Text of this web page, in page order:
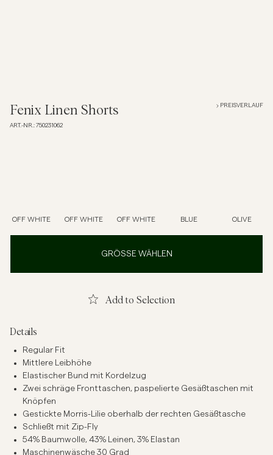
Hemden
T-Shirts
Unterwäsche
Fenix Linen Shorts
ART.-NR.: 750231062
PREISVERLAUF
OFF WHITE OFF WHITE OFF WHITE BLUE OLIVE
GRÖSSE WÄHLEN
Add to Selection
Details
Regular Fit
Mittlere Leibhöhe
Elastischer Bund mit Kordelzug
Zwei schräge Fronttaschen, paspelierte Gesäßtaschen mit
Knöpfen
Gestickte Morris-Lilie oberhalb der rechten Gesäßtasche
Schließt mit Zip-Fly
54% Baumwolle, 43% Leinen, 3% Elastan
Maschinenwäsche 30 Grad